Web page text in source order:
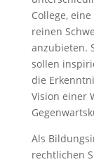
College,
reinen
anzubieten.
sollen
die
Vision einer
Als
rechtlichen